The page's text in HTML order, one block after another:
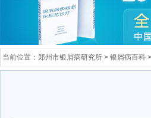
当前位置： 郑州市银屑病研究所 > 银屑病百科 >